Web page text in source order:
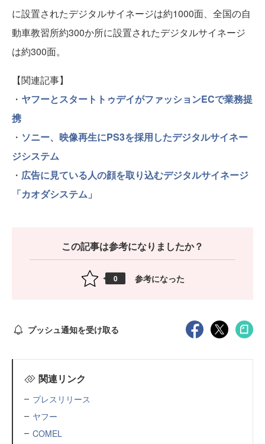
に設置されたデジタルサイネージは約1000面、全国の自
動車教習所約300か所に設置されたデジタルサイネージ
は約300面。
【関連記事】
・ ヤフーとスタートトゥデイがファッションECで業務提
携
・ ソニー、映像再生にPS3を採用したデジタルサイネー
ジシステム
・ 広告に見ている人の顔を取り込むデジタルサイネージ
「カオダシステム」
この記事は参考になりましたか？
0 参考になった
プッシュ通知を受け取る
関連リンク
プレスリリース
ヤフー
COMEL